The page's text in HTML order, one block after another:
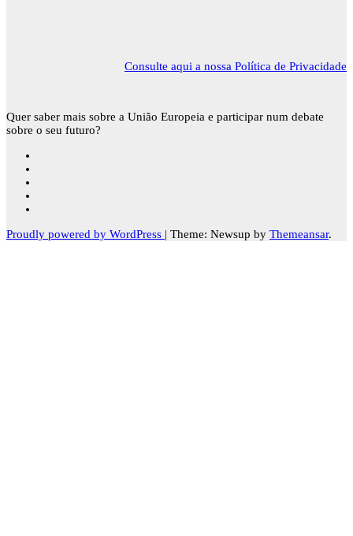
Consulte aqui a nossa Política de Privacidade
Quer saber mais sobre a União Europeia e participar num debate
sobre o seu futuro?
Proudly powered by WordPress | Theme: Newsup by Themeansar.